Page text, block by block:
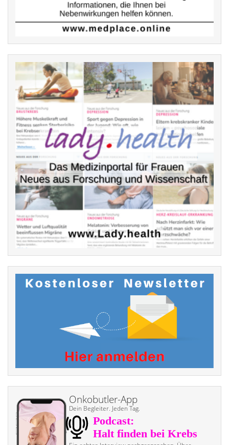
Onkobutler-App
Dein Begleiter. Jeden Tag.